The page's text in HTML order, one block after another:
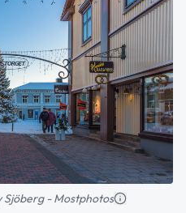
Sjöberg - Mostphotos